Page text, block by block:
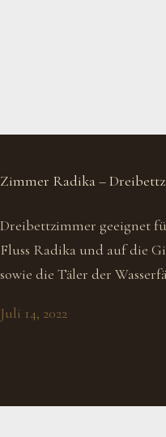
Zimmer Radika –
Dreibettzimmer geeignet
Fluss Radika und auf die
sowie die Täler der
Juli 14, 2022